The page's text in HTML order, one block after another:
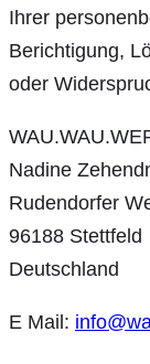
Ihrer
Berichtigung,
oder
Nadine
Rudendorfer
96188 Stettfeld
Deutschland
E Mail: